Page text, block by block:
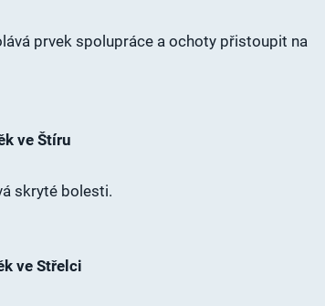
prvek spolupráce a ochoty přistoupit na
ve Štíru
skryté bolesti.
ve Střelci